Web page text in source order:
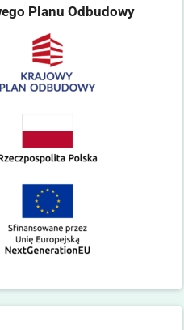
Planu Odbudowy